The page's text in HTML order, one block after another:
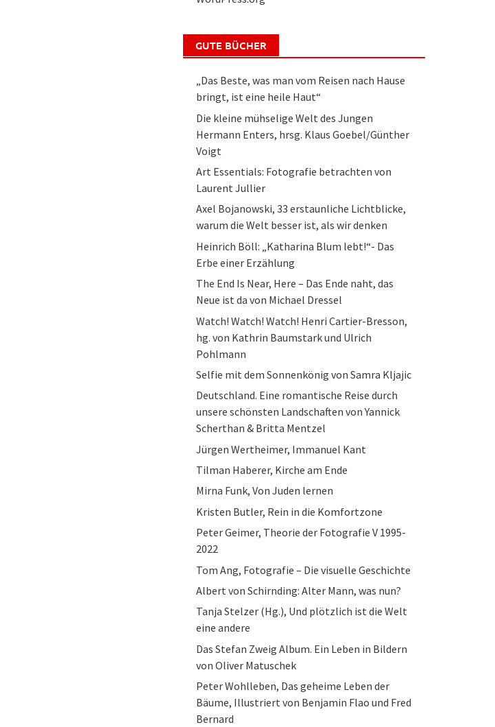
GUTE BÜCHER
„Das Beste, was man vom Reisen nach Hause
bringt, ist eine heile Haut“
Die kleine mühselige Welt des Jungen
Hermann Enters, hrsg. Klaus Goebel/Günther
Voigt
Art Essentials: Fotografie betrachten von
Laurent Jullier
Axel Bojanowski, 33 erstaunliche Lichtblicke,
warum die Welt besser ist, als wir denken
Heinrich Böll: „Katharina Blum lebt!“- Das
Erbe einer Erzählung
The End Is Near, Here – Das Ende naht, das
Neue ist da von Michael Dressel
Watch! Watch! Watch! Henri Cartier-Bresson,
hg. von Kathrin Baumstark und Ulrich
Pohlmann
Selfie mit dem Sonnenkönig von Samra Kljajic
Deutschland. Eine romantische Reise durch
unsere schönsten Landschaften von Yannick
Scherthan & Britta Mentzel
Jürgen Wertheimer, Immanuel Kant
Tilman Haberer, Kirche am Ende
Mirna Funk, Von Juden lernen
Kristen Butler, Rein in die Komfortzone
Peter Geimer, Theorie der Fotografie V 1995-
2022
Tom Ang, Fotografie – Die visuelle Geschichte
Albert von Schirnding: Alter Mann, was nun?
Tanja Stelzer (Hg.), Und plötzlich ist die Welt
eine andere
Das Stefan Zweig Album. Ein Leben in Bildern
von Oliver Matuschek
Peter Wohlleben, Das geheime Leben der
Bäume, Illustriert von Benjamin Flao und Fred
Bernard